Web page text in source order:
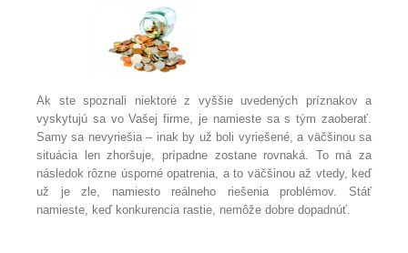
Ak ste spoznali niektoré z vyššie uvedených príznakov a
vyskytujú sa vo Vašej firme, je namieste sa s tým zaoberať.
Samy sa nevyriešia – inak by už boli vyriešené, a väčšinou sa
situácia len zhoršuje, prípadne zostane rovnaká. To má za
následok rôzne úsporné opatrenia, a to väčšinou až vtedy, keď
už je zle, namiesto reálneho riešenia problémov. Stáť
namieste, keď konkurencia rastie, nemôže dobre dopadnúť.